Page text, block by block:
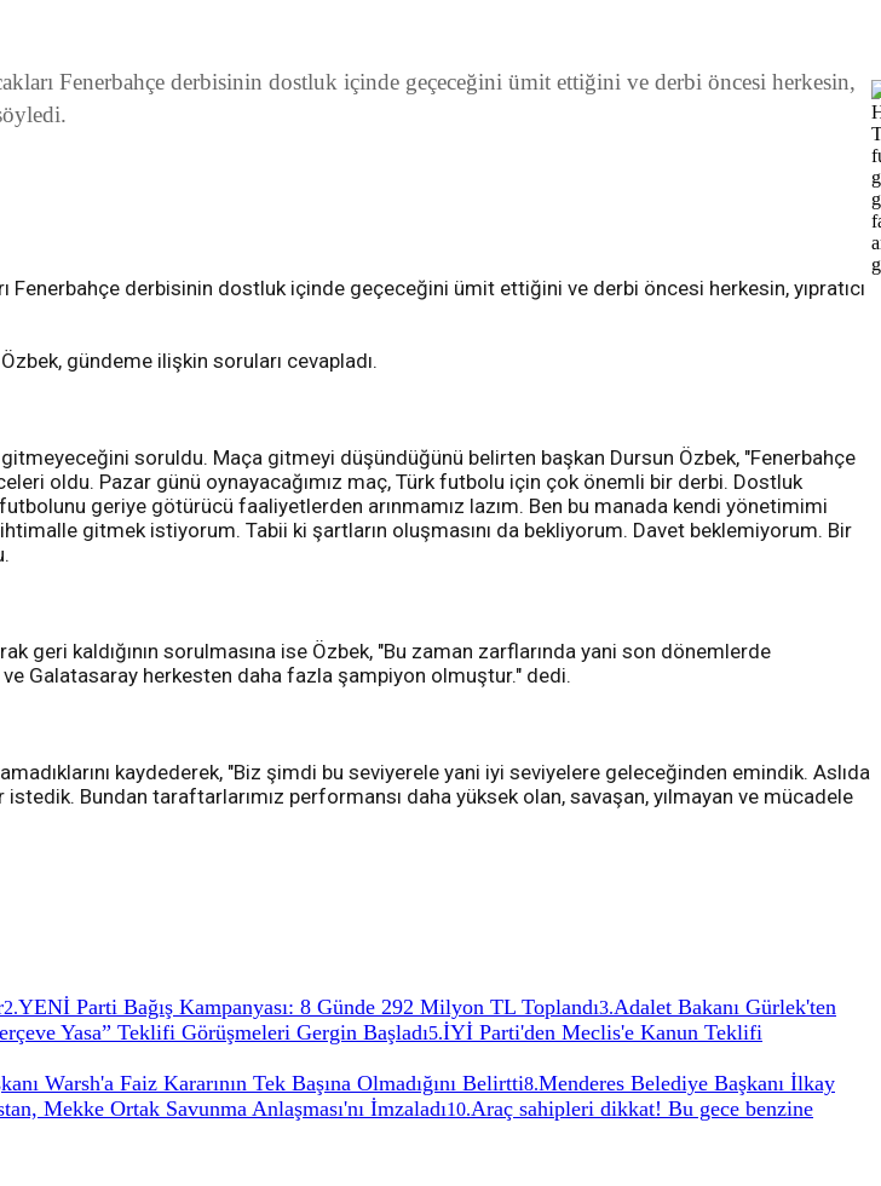
Fenerbahçe derbisinin dostluk içinde geçeceğini ümit ettiğini ve derbi öncesi herkesin,
Fenerbahçe derbisinin dostluk içinde geçeceğini ümit ettiğini ve derbi öncesi herkesin, yıpratıcı
gündeme ilişkin soruları cevapladı.
soruldu. Maça gitmeyi düşündüğünü belirten başkan Dursun Özbek, "Fenerbahçe
oldu. Pazar günü oynayacağımız maç, Türk futbolu için çok önemli bir derbi. Dostluk
geriye götürücü faaliyetlerden arınmamız lazım. Ben bu manada kendi yönetimimi
gitmek istiyorum. Tabii ki şartların oluşmasını da bekliyorum. Davet beklemiyorum. Bir
geri kaldığının sorulmasına ise Özbek, "Bu zaman zarflarında yani son dönemlerde
Galatasaray herkesten daha fazla şampiyon olmuştur." dedi.
kaydederek, "Biz şimdi bu seviyerele yani iyi seviyelere geleceğinden emindik. Aslıda
Bundan taraftarlarımız performansı daha yüksek olan, savaşan, yılmayan ve mücadele
2.YENİ Parti Bağış Kampanyası: 8 Günde 292 Milyon TL Toplandı3.Adalet Bakanı Gürlek'ten
Yasa” Teklifi Görüşmeleri Gergin Başladı5.İYİ Parti'den Meclis'e Kanun Teklifi
Warsh'a Faiz Kararının Tek Başına Olmadığını Belirtti8.Menderes Belediye Başkanı İlkay
Mekke Ortak Savunma Anlaşması'nı İmzaladı10.Araç sahipleri dikkat! Bu gece benzine